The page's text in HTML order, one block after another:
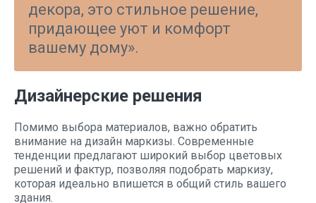
декора, это стильное решение,
придающее уют и комфорт
вашему дому».
Дизайнерские решения
Помимо выбора материалов, важно обратить
внимание на дизайн маркизы. Современные
тенденции предлагают широкий выбор цветовых
решений и фактур, позволяя подобрать маркизу,
которая идеально впишется в общий стиль вашего
здания.